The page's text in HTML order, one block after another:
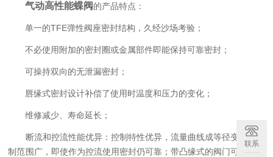
气动高性能蝶阀的产品特点：
单一的TFE弹性阀座密封结构，久经沙场考验；
不必使用附加的密封圈或金属部件即能保持可靠密封；
可操持双向的无泄漏密封；
唇缘式密封设计补偿了使用时温度和压力的变化；
维修减少、寿命延长；
断流和控流性能优异：控制特性优异，流量曲线成等径变化；控
制范围广，即使作为控流使用密封仍可靠；带凸缘式的阀门可作为终
联系